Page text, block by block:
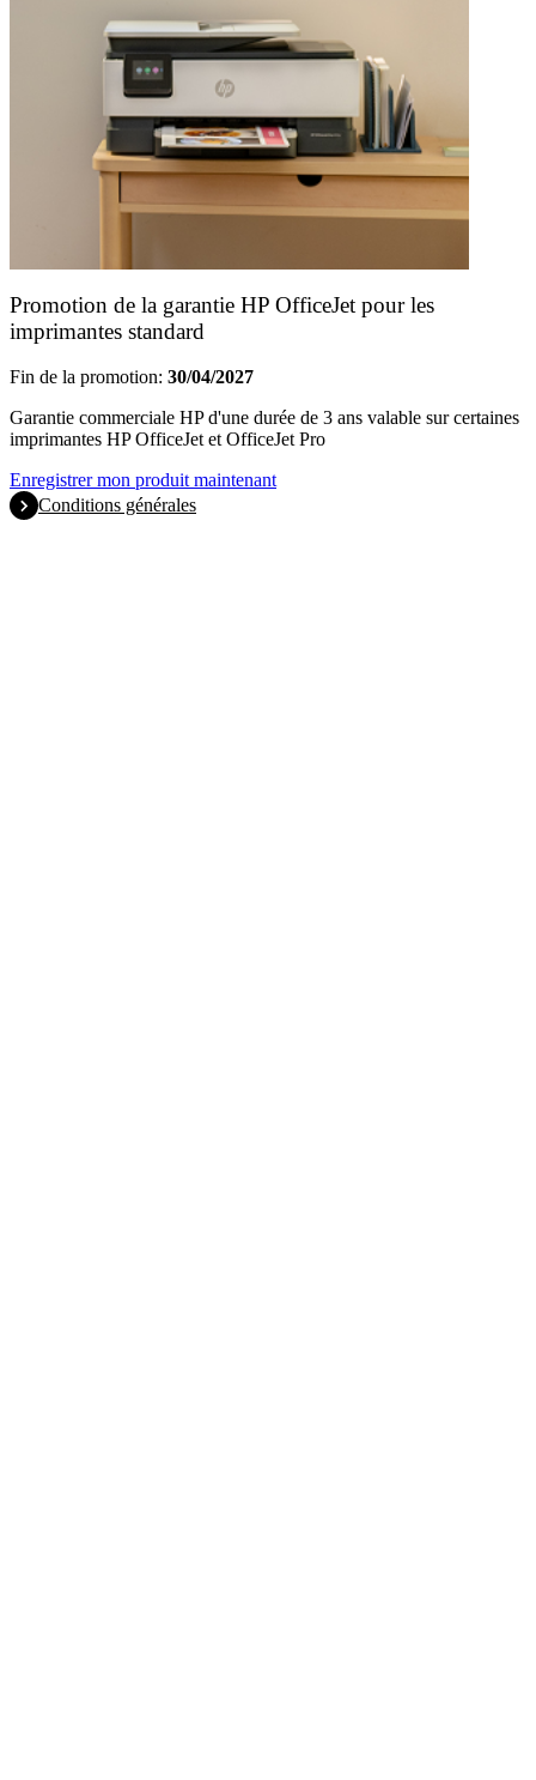
Promotion de la garantie HP OfficeJet pour les
imprimantes standard
Fin de la promotion: 30/04/2027
Garantie commerciale HP d'une durée de 3 ans valable sur certaines
imprimantes HP OfficeJet et OfficeJet Pro
Enregistrer mon produit maintenant
Conditions générales